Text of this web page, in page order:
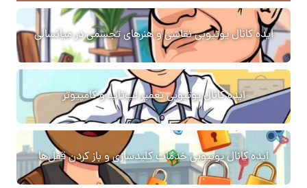
ایده کانال یوتیوبی نقاشی و هنرهای تجسمی در میانسالی
ایده کانال یوتیوبی تعمیر لپ‌تاپ و کامپیوتر
ایده کانال یوتیوبی خدمات کلیدسازی و باز کردن قفل‌ها